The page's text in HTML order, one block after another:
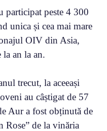
participat peste 4 300
unica și cea mai mare
OIV din Asia,
la an la an.
trecut, la aceeași
au câștigat de 57
Aur a fost obținută de
Rose” de la vinăria